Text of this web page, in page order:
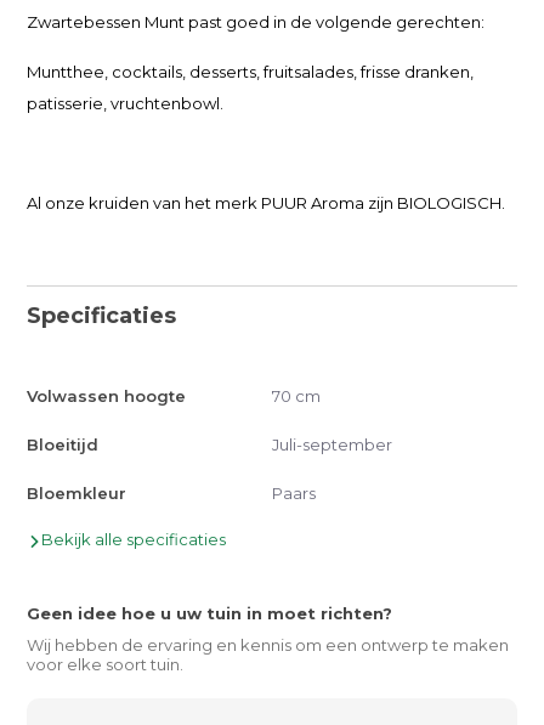
Zwartebessen Munt past goed in de volgende gerechten:
Muntthee, cocktails, desserts, fruitsalades, frisse dranken,
patisserie, vruchtenbowl.
Al onze kruiden van het merk PUUR Aroma zijn BIOLOGISCH.
Specificaties
Volwassen hoogte 70 cm
Bloeitijd Juli-september
Bloemkleur Paars
Bekijk alle specificaties
Geen idee hoe u uw tuin in moet richten?
Wij hebben de ervaring en kennis om een ontwerp te maken
voor elke soort tuin.